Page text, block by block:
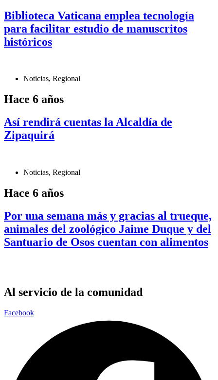
Biblioteca Vaticana emplea tecnología
para facilitar estudio de manuscritos
históricos
Noticias, Regional
Hace 6 años
Así rendirá cuentas la Alcaldía de
Zipaquirá
Noticias, Regional
Hace 6 años
Por una semana más y gracias al trueque,
animales del zoológico Jaime Duque y del
Santuario de Osos cuentan con alimentos
Al servicio de la comunidad
Facebook